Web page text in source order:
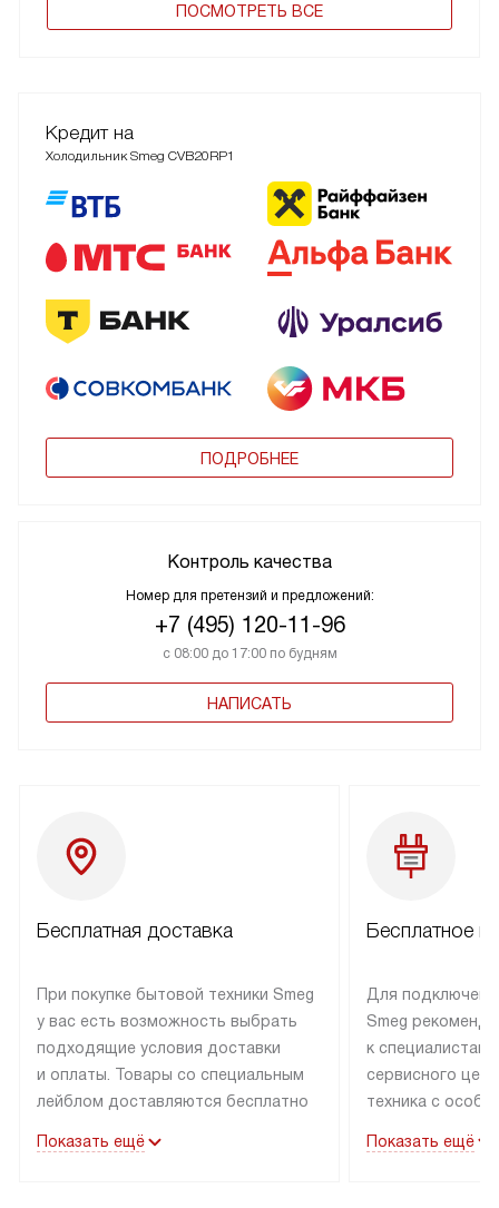
ПОCМОТРЕТЬ ВСЕ
Кредит на
Холодильник Smeg CVB20RP1
ПОДРОБНЕЕ
Контроль качества
Номер для претензий и предложений:
+7 (495) 120-11-96
с 08:00 до 17:00 по будням
НАПИСАТЬ
Бесплатная доставка
При покупке бытовой техники Smeg
у вас есть возможность выбрать
подходящие условия доставки
и оплаты. Товары со специальным
лейблом доставляются бесплатно
до подъезда. Доставка за пределы
Показать ещё
Бесплатное
Для
Smeg
к специалистам
сервисного
техника с
коммуникациям.
Показать ещё